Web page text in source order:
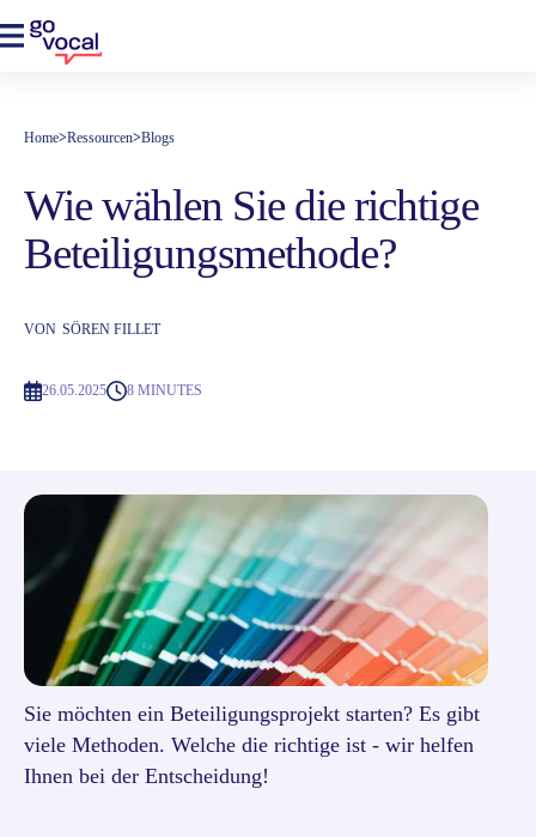
Home>Ressourcen>Blogs
Wie wählen Sie die richtige
Beteiligungsmethode?
VON SÖREN FILLET
26.05.2025 8 MINUTES
Sie möchten ein Beteiligungsprojekt starten? Es gibt
viele Methoden. Welche die richtige ist - wir helfen
Ihnen bei der Entscheidung!